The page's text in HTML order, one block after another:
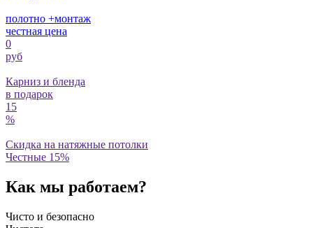
полотно +монтаж
честная цена
0
руб
Карниз и бленда
в подарок
15
%
Скидка на натяжные потолки
Честные 15%
Как мы работаем?
Чисто и безопасно